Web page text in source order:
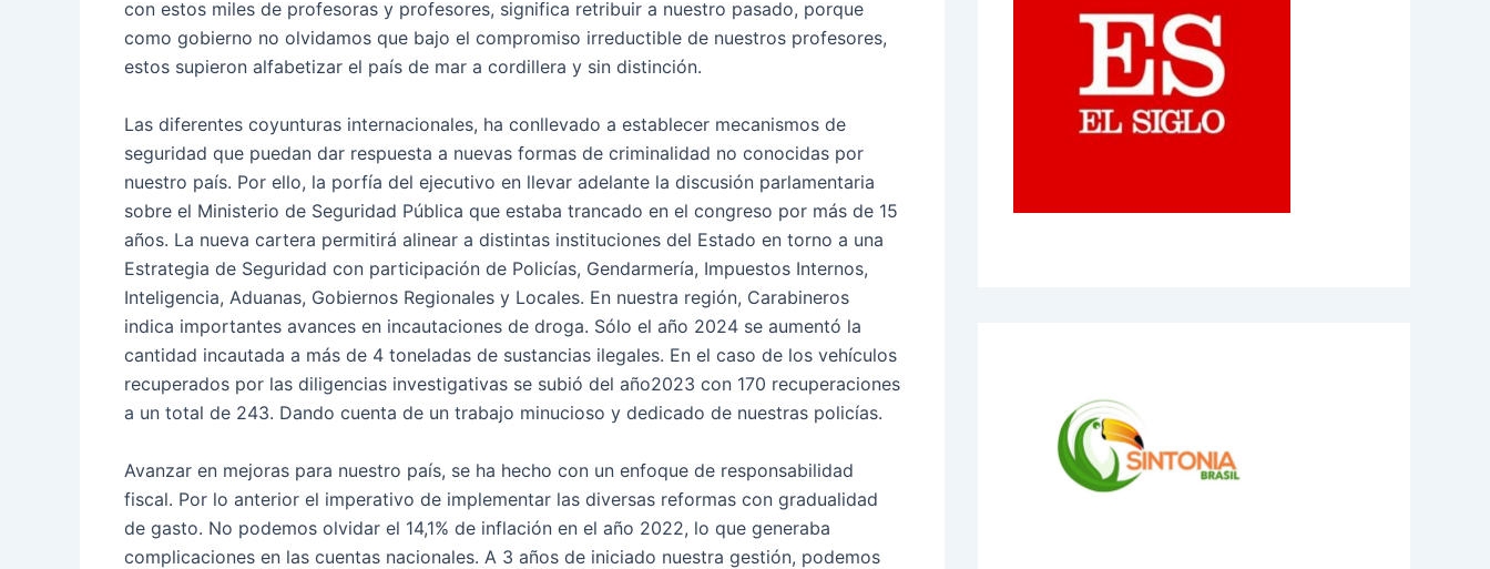
con estos miles de profesoras y profesores, significa retribuir a nuestro pasado, porque
como gobierno no olvidamos que bajo el compromiso irreductible de nuestros profesores,
estos supieron alfabetizar el país de mar a cordillera y sin distinción.
Las diferentes coyunturas internacionales, ha conllevado a establecer mecanismos de
seguridad que puedan dar respuesta a nuevas formas de criminalidad no conocidas por
nuestro país. Por ello, la porfía del ejecutivo en llevar adelante la discusión parlamentaria
sobre el Ministerio de Seguridad Pública que estaba trancado en el congreso por más de 15
años. La nueva cartera permitirá alinear a distintas instituciones del Estado en torno a una
Estrategia de Seguridad con participación de Policías, Gendarmería, Impuestos Internos,
Inteligencia, Aduanas, Gobiernos Regionales y Locales. En nuestra región, Carabineros
indica importantes avances en incautaciones de droga. Sólo el año 2024 se aumentó la
cantidad incautada a más de 4 toneladas de sustancias ilegales. En el caso de los vehículos
recuperados por las diligencias investigativas se subió del año2023 con 170 recuperaciones
a un total de 243. Dando cuenta de un trabajo minucioso y dedicado de nuestras policías.
Avanzar en mejoras para nuestro país, se ha hecho con un enfoque de responsabilidad
fiscal. Por lo anterior el imperativo de implementar las diversas reformas con gradualidad
de gasto. No podemos olvidar el 14,1% de inflación en el año 2022, lo que generaba
complicaciones en las cuentas nacionales. A 3 años de iniciado nuestra gestión, podemos